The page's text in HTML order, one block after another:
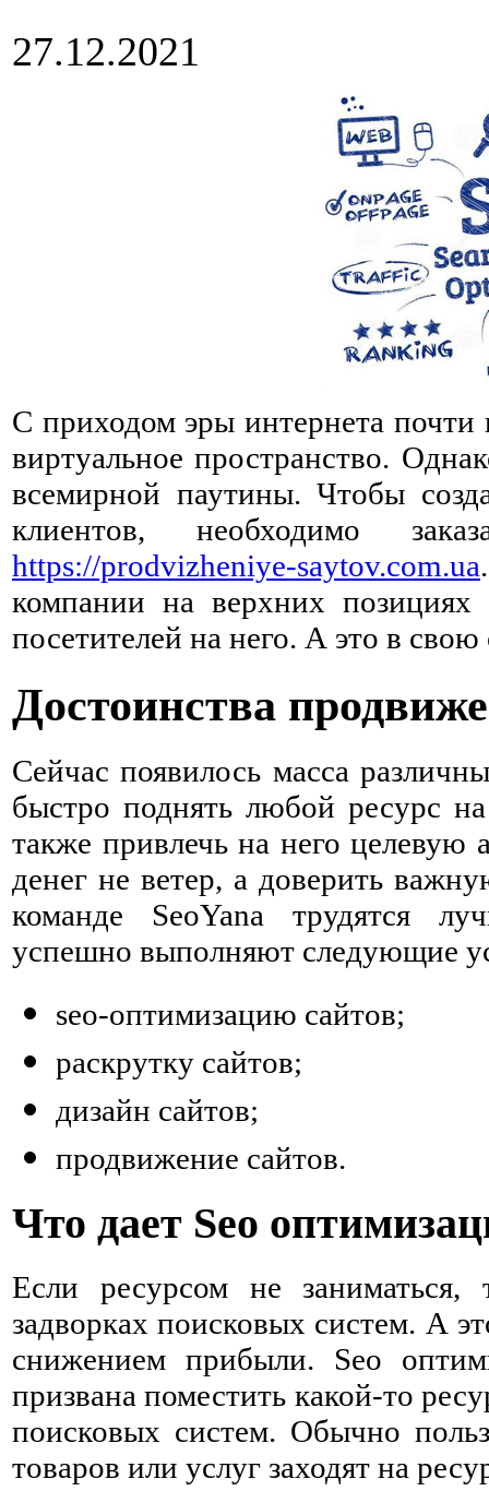
27.12.2021
С приходом эры интернета почти
виртуальное пространство.
всемирной паутины. Чтобы
клиентов, необходимо
https://prodvizheniye-saytov.com.ua
компании на верхних
посетителей на него. А это в свою
Достоинства
Сейчас появилось масса
быстро поднять любой ресурс
также привлечь на него
денег не ветер, а доверить
команде SeoYana трудятся
успешно выполняют следующие
seo-оптимизацию сайтов;
раскрутку сайтов;
дизайн сайтов;
продвижение сайтов.
Что дает Seo
Если ресурсом не
задворках поисковых систем. А
снижением прибыли. Seo
призвана поместить какой-то
поисковых систем. Обычно
товаров или услуг заходят на